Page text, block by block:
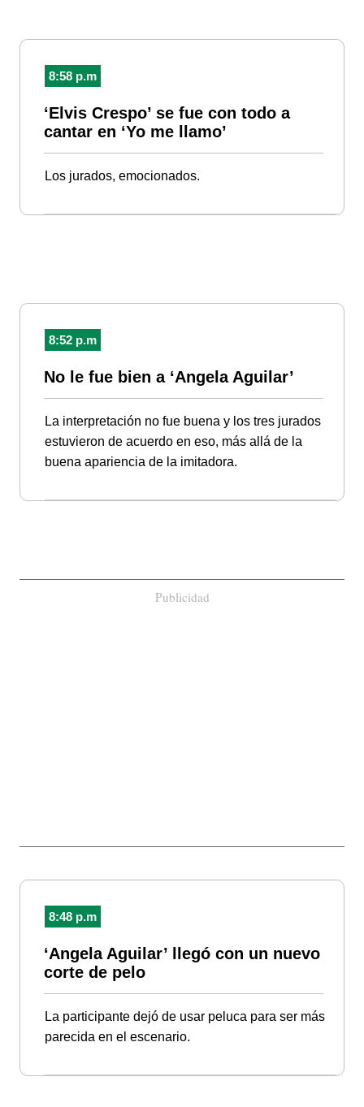
8:58 p.m
‘Elvis Crespo’ se fue con todo a
cantar en ‘Yo me llamo’
Los jurados, emocionados.
8:52 p.m
No le fue bien a ‘Angela Aguilar’
La interpretación no fue buena y los tres jurados
estuvieron de acuerdo en eso, más allá de la
buena apariencia de la imitadora.
Publicidad
8:48 p.m
‘Angela Aguilar’ llegó con un nuevo
corte de pelo
La participante dejó de usar peluca para ser más
parecida en el escenario.